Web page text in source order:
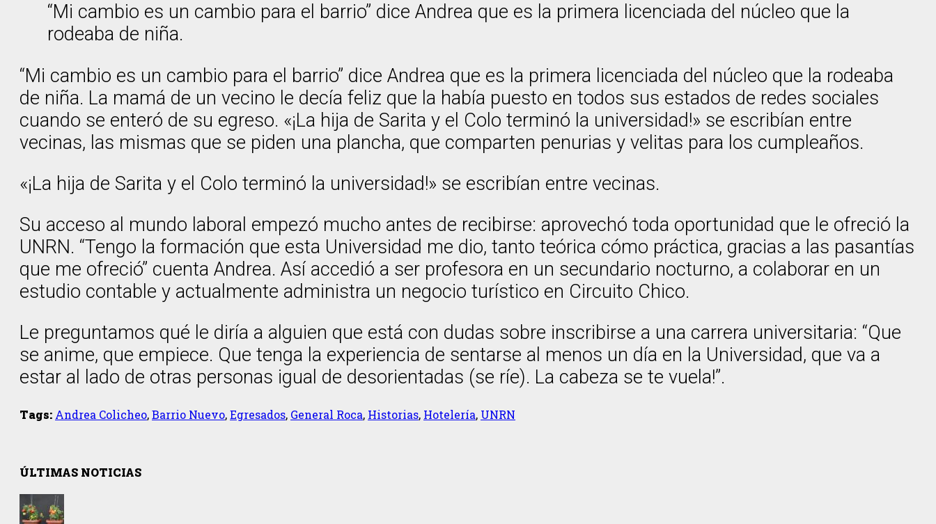
“Mi cambio es un cambio para el barrio” dice Andrea que es la primera licenciada del núcleo que la
rodeaba de niña.
“Mi cambio es un cambio para el barrio” dice Andrea que es la primera licenciada del núcleo que la rodeaba
de niña. La mamá de un vecino le decía feliz que la había puesto en todos sus estados de redes sociales
cuando se enteró de su egreso. «¡La hija de Sarita y el Colo terminó la universidad!» se escribían entre
vecinas, las mismas que se piden una plancha, que comparten penurias y velitas para los cumpleaños.
«¡La hija de Sarita y el Colo terminó la universidad!» se escribían entre vecinas.
Su acceso al mundo laboral empezó mucho antes de recibirse: aprovechó toda oportunidad que le ofreció la
UNRN. “Tengo la formación que esta Universidad me dio, tanto teórica cómo práctica, gracias a las pasantías
que me ofreció” cuenta Andrea. Así accedió a ser profesora en un secundario nocturno, a colaborar en un
estudio contable y actualmente administra un negocio turístico en Circuito Chico.
Le preguntamos qué le diría a alguien que está con dudas sobre inscribirse a una carrera universitaria: “Que
se anime, que empiece. Que tenga la experiencia de sentarse al menos un día en la Universidad, que va a
estar al lado de otras personas igual de desorientadas (se ríe). La cabeza se te vuela!”.
Tags: Andrea Colicheo,Barrio Nuevo,Egresados, General Roca, Historias, Hotelería, UNRN
ÚLTIMAS NOTICIAS